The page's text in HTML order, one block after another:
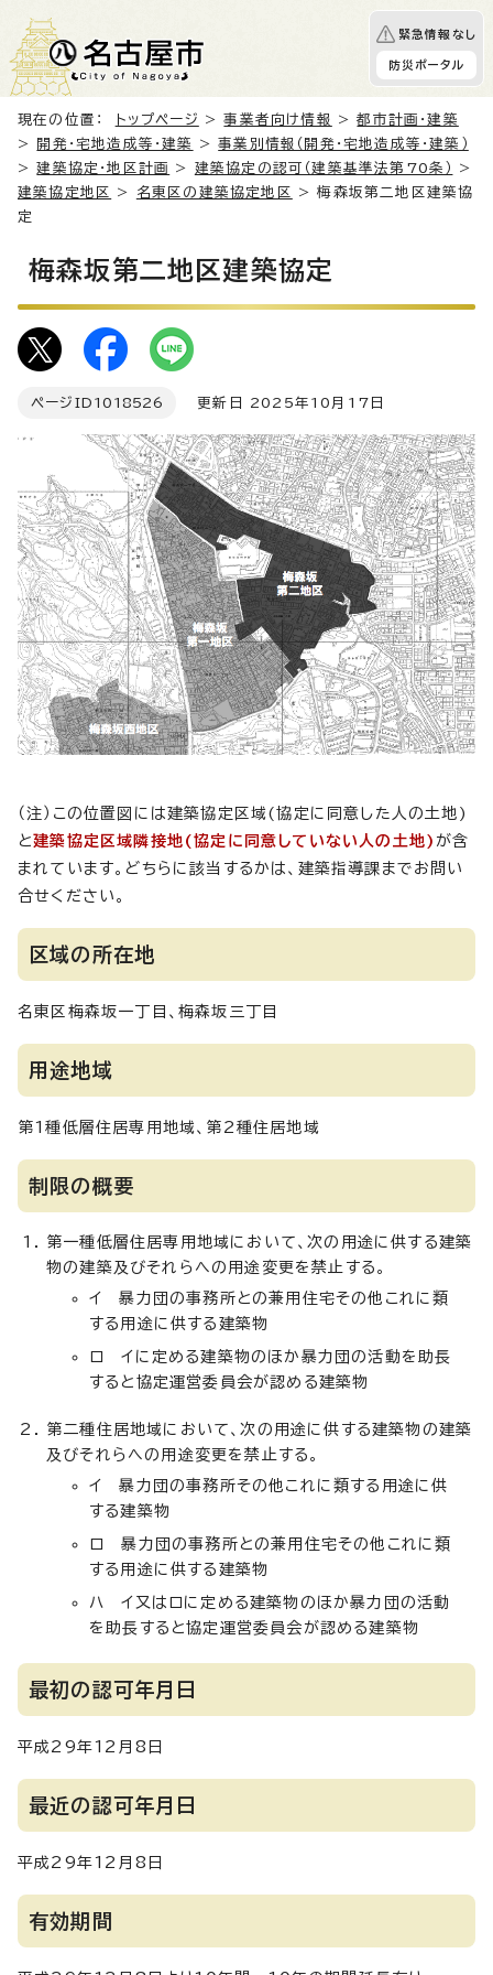
緊急情報なし
防災ポータル
現在の位置： トップページ >事業者向け情報 >都市計画・建築
>
開発・宅地造成等・建築 >事業別情報（開発・宅地造成等・建築）
>建築協定・地区計画 > 建築協定の認可（建築基準法第70条）
>
建築協定地区
> 名東区の建築協定地区
> 梅森坂第二地区建築協
定
梅森坂第二地区建築協定
ページID 1018526 更新日 2025年10月17日
（注）この位置図には建築協定区域(協定に同意した人の土地)
と建築協定区域隣接地(協定に同意していない人の土地) が含
まれています。どちらに該当するかは、建築指導課までお問い
合せください。
区域の所在地
名東区梅森坂一丁目、梅森坂三丁目
用途地域
第1種低層住居専用地域、第2種住居地域
制限の概要
第一種低層住居専用地域において、次の用途に供する建築
物の建築及びそれらへの用途変更を禁止する。
イ 暴力団の事務所との兼用住宅その他これに類
する用途に供する建築物
ロ イに定める建築物のほか暴力団の活動を助長
すると協定運営委員会が認める建築物
第二種住居地域において、次の用途に供する建築物の建築
及びそれらへの用途変更を禁止する。
イ 暴力団の事務所その他これに類する用途に供
する建築物
ロ 暴力団の事務所との兼用住宅その他これに類
する用途に供する建築物
ハ イ又はロに定める建築物のほか暴力団の活動
を助長すると協定運営委員会が認める建築物
最初の認可年月日
平成29年12月8日
最近の認可年月日
平成29年12月8日
有効期間